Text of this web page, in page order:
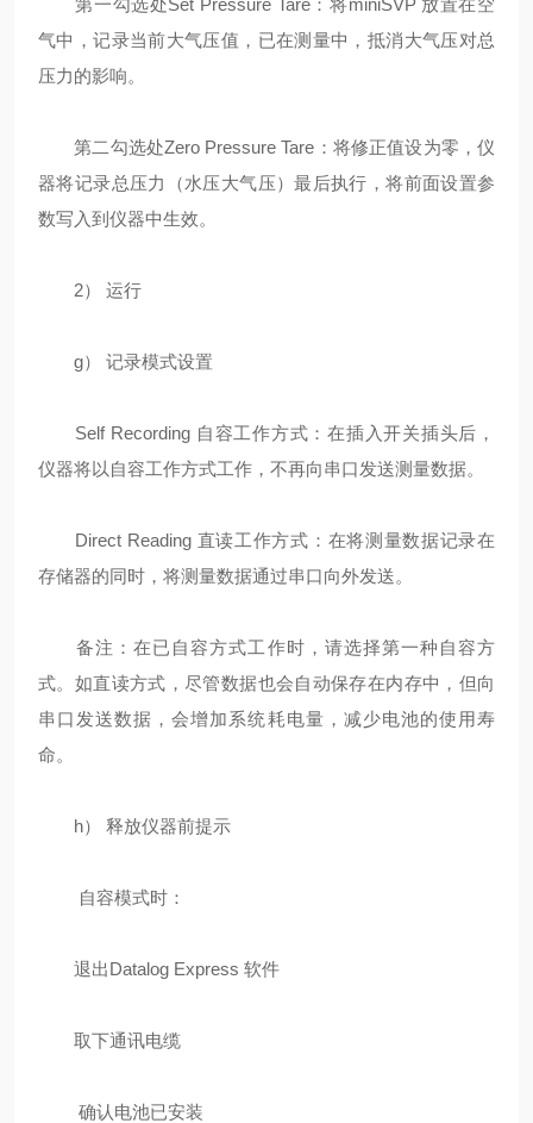
第一勾选处Set Pressure Tare：将miniSVP 放置在空
气中，记录当前大气压值，已在测量中，抵消大气压对总
压力的影响。
第二勾选处Zero Pressure Tare：将修正值设为零，仪
器将记录总压力（水压大气压）最后执行，将前面设置参
数写入到仪器中生效。
2） 运行
g） 记录模式设置
Self Recording 自容工作方式：在插入开关插头后，
仪器将以自容工作方式工作，不再向串口发送测量数据。
Direct Reading 直读工作方式：在将测量数据记录在
存储器的同时，将测量数据通过串口向外发送。
备注：在已自容方式工作时，请选择第一种自容方
式。如直读方式，尽管数据也会自动保存在内存中，但向
串口发送数据，会增加系统耗电量，减少电池的使用寿
命。
h） 释放仪器前提示
自容模式时：
退出Datalog Express 软件
取下通讯电缆
确认电池已安装